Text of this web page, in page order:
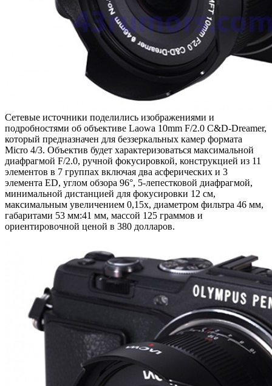
Сетевые источники поделились изображениями и
подробностями об объективе Laowa 10mm F/2.0 C&D-Dreamer,
который предназначен для беззеркальных камер формата
Micro 4/3. Объектив будет характеризоваться максимальной
диафрагмой F/2.0, ручной фокусировкой, конструкцией из 11
элементов в 7 группах включая два асферических и 3
элемента ED, углом обзора 96°, 5-лепестковой диафрагмой,
минимальной дистанцией для фокусировки 12 см,
максимальным увеличением 0,15х, диаметром фильтра 46 мм,
габаритами 53 мм:41 мм, массой 125 граммов и
ориентировочной ценой в 380 долларов.